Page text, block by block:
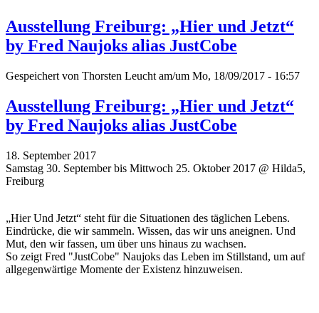
Ausstellung Freiburg: „Hier und Jetzt“
by Fred Naujoks alias JustCobe
Gespeichert von Thorsten Leucht am/um Mo, 18/09/2017 - 16:57
Ausstellung Freiburg: „Hier und Jetzt“
by Fred Naujoks alias JustCobe
18. September 2017
Samstag 30. September bis Mittwoch 25. Oktober 2017 @ Hilda5,
Freiburg
„Hier Und Jetzt“ steht für die Situationen des täglichen Lebens.
Eindrücke, die wir sammeln. Wissen, das wir uns aneignen. Und
Mut, den wir fassen, um über uns hinaus zu wachsen.
So zeigt Fred "JustCobe" Naujoks das Leben im Stillstand, um auf
allgegenwärtige Momente der Existenz hinzuweisen.